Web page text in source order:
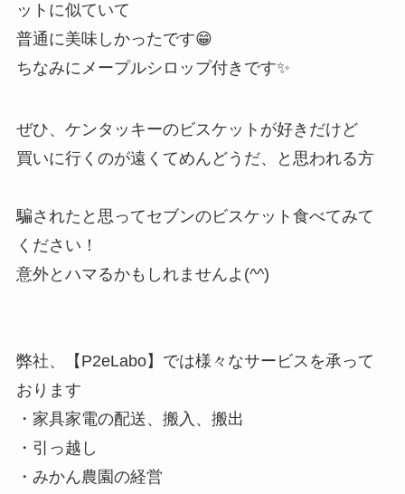
ットに似ていて
普通に美味しかったです😁
ちなみにメープルシロップ付きです✨
ぜひ、ケンタッキーのビスケットが好きだけど
買いに行くのが遠くてめんどうだ、と思われる方
騙されたと思ってセブンのビスケット食べてみて
ください！
意外とハマるかもしれませんよ(^^)
弊社、【P2eLabo】では様々なサービスを承って
おります
・家具家電の配送、搬入、搬出
・引っ越し
・みかん農園の経営